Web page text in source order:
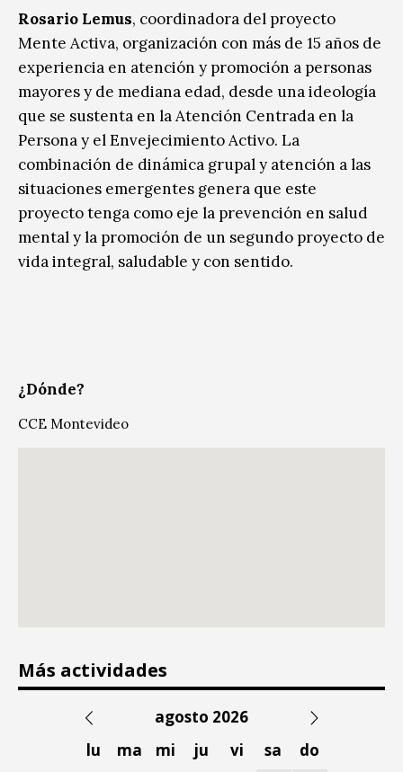
Rosario Lemus, coordinadora del proyecto
Mente Activa, organización con más de 15 años de
experiencia en atención y promoción a personas
mayores y de mediana edad, desde una ideología
que se sustenta en la Atención Centrada en la
Persona y el Envejecimiento Activo. La
combinación de dinámica grupal y atención a las
situaciones emergentes genera que este
proyecto tenga como eje la prevención en salud
mental y la promoción de un segundo proyecto de
vida integral, saludable y con sentido.
¿Dónde?
CCE Montevideo
Más actividades
agosto 2026
lu
ma mi ju vi sa do